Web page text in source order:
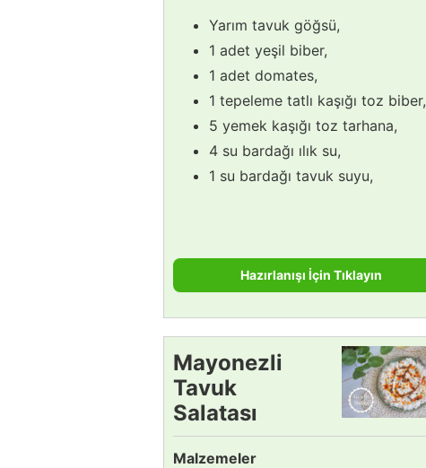
Yarım tavuk göğsü,
1 adet yeşil biber,
1 adet domates,
1 tepeleme tatlı kaşığı toz biber,
5 yemek kaşığı toz tarhana,
4 su bardağı ılık su,
1 su bardağı tavuk suyu,
Hazırlanışı İçin Tıklayın
Mayonezli
Tavuk
Salatası
Tarifi
Malzemeler